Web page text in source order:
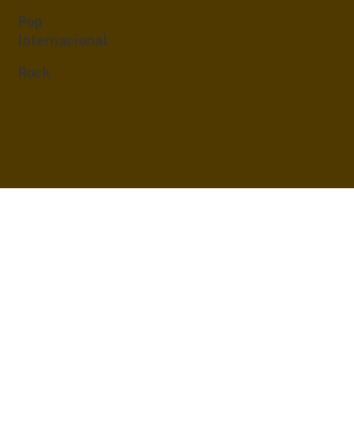
Pop
Internacional
Rock